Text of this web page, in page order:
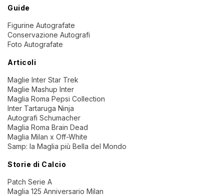
Guide
Figurine Autografate
Conservazione Autografi
Foto Autografate
Articoli
Maglie Inter Star Trek
Maglie Mashup Inter
Maglia Roma Pepsi Collection
Inter Tartaruga Ninja
Autografi Schumacher
Maglia Roma Brain Dead
Maglia Milan x Off-White
Samp: la Maglia più Bella del Mondo
Storie di Calcio
Patch Serie A
Maglia 125 Anniversario Milan